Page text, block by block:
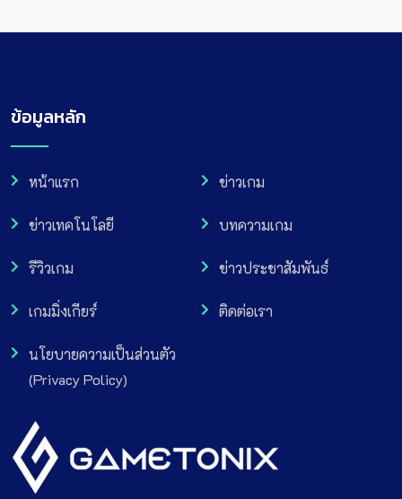
ข้อมูลหลัก
หน้าแรก ข่าวเกม
ข่าวเทคโนโลยี บทความเกม
รีวิวเกม ข่าวประชาสัมพันธ์
เกมมิ่งเกียร์ ติดต่อเรา
นโยบายความเป็นส่วนตัว
(Privacy Policy)